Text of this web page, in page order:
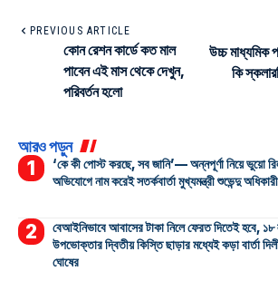
PREVIOUS ARTICLE
কোন রেশন কার্ডে কত মাল
পাবেন এই মাস থেকে দেখুন,
পরিবর্তন হলো
উচ্চ মাধ্যমিক
কি
আরও পড়ুন
‘কে কী পোস্ট করছে, সব জানি’— অন্নপূর্ণা নিয়ে ভুয়ো
অভিযোগে নাম করেই সতর্কবার্তা মুখ্যমন্ত্রী শুভেন্দু
বেআইনিভাবে আবাসের টাকা নিলে ফেরত দিতেই হবে, ১৮
উপভোক্তার দ্বিতীয় কিস্তি ছাড়ার মধ্যেই কড়া বার্তা
ঘোষের